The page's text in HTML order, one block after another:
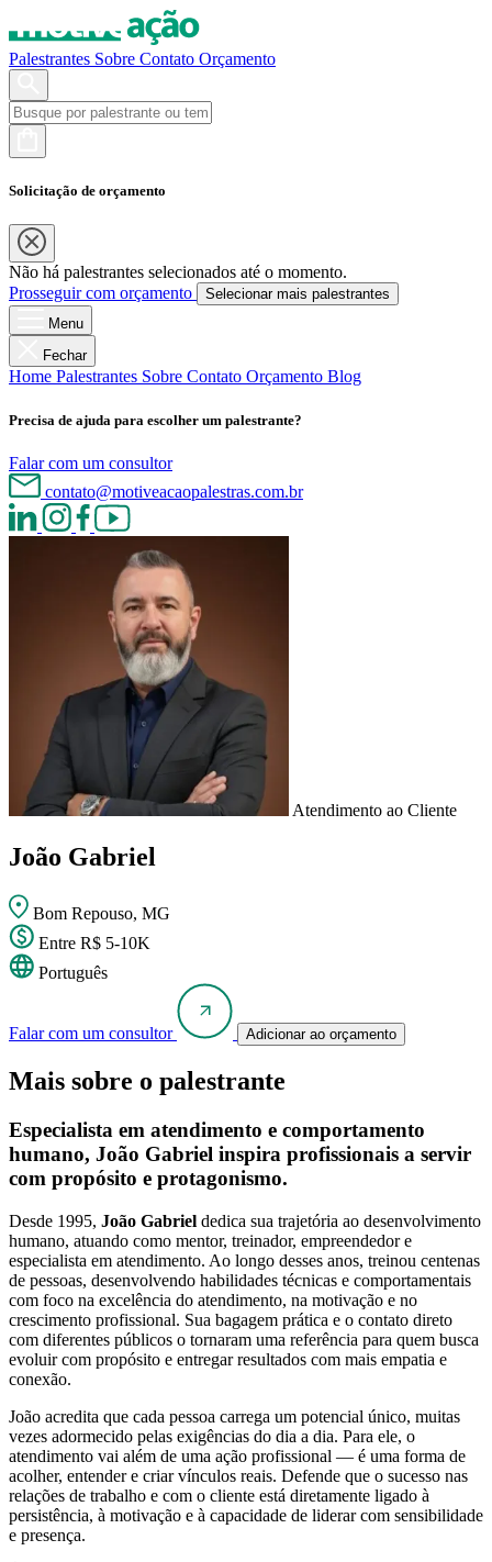
Palestrantes Sobre Contato Orçamento
Solicitação de orçamento
Não há palestrantes selecionados até o momento.
Prosseguir com orçamento
Selecionar mais palestrantes
Menu
Fechar
Home Palestrantes Sobre Contato Orçamento Blog
Precisa de ajuda para escolher um palestrante?
Falar com um consultor
contato@motiveacaopalestras.com.br
Atendimento ao Cliente
João Gabriel
Bom Repouso, MG
Entre R$ 5-10K
Português
Falar com um consultor Adicionar ao orçamento
Mais sobre o palestrante
Especialista em atendimento e comportamento
humano, João Gabriel inspira profissionais a servir
com propósito e protagonismo.
Desde 1995, João Gabriel dedica sua trajetória ao desenvolvimento
humano, atuando como mentor, treinador, empreendedor e
especialista em atendimento. Ao longo desses anos, treinou centenas
de pessoas, desenvolvendo habilidades técnicas e comportamentais
com foco na excelência do atendimento, na motivação e no
crescimento profissional. Sua bagagem prática e o contato direto
com diferentes públicos o tornaram uma referência para quem busca
evoluir com propósito e entregar resultados com mais empatia e
conexão.
João acredita que cada pessoa carrega um potencial único, muitas
vezes adormecido pelas exigências do dia a dia. Para ele, o
atendimento vai além de uma ação profissional — é uma forma de
acolher, entender e criar vínculos reais. Defende que o sucesso nas
relações de trabalho e com o cliente está diretamente ligado à
persistência, à motivação e à capacidade de liderar com sensibilidade
e presença.